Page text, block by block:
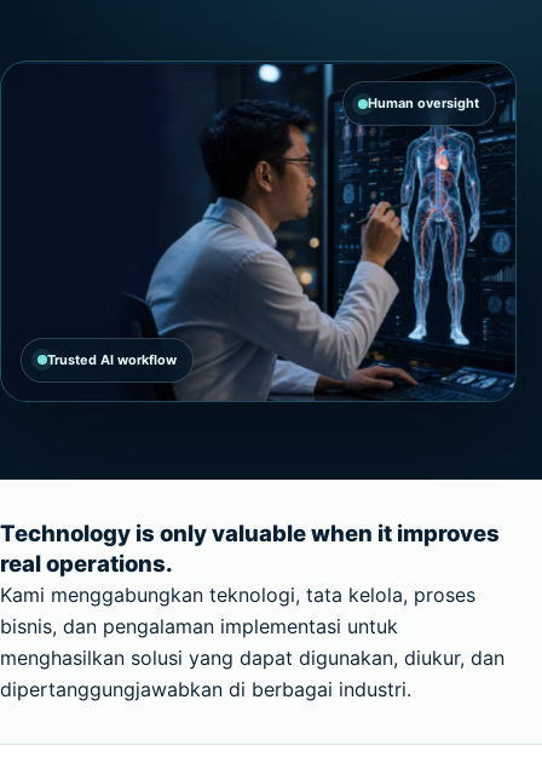
Human oversight
Trusted AI workflow
Technology is only valuable when it improves
real operations.
Kami menggabungkan teknologi, tata kelola, proses
bisnis, dan pengalaman implementasi untuk
menghasilkan solusi yang dapat digunakan, diukur, dan
dipertanggungjawabkan di berbagai industri.